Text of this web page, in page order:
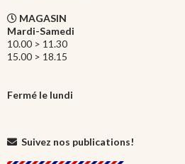
MAGASIN
Mardi-Samedi
10.00 > 11.30
15.00 > 18.15
Fermé le lundi
Suivez nos publications!